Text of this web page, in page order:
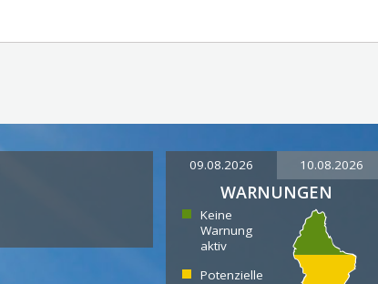
09.08.2026 10.08.2026
WARNUNGEN
Keine
Warnung
aktiv
Potenzielle